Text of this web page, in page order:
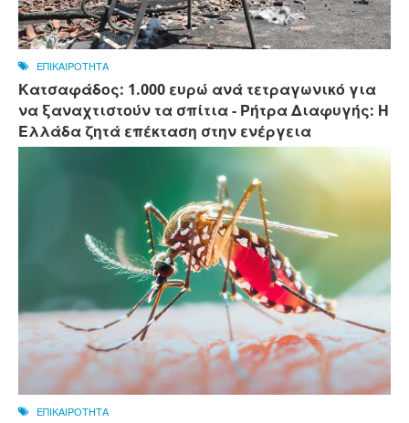
ΕΠΙΚΑΙΡΟΤΗΤΑ
Κατσαφάδος: 1.000 ευρώ ανά τετραγωνικό για
να ξαναχτιστούν τα σπίτια - Ρήτρα Διαφυγής: Η
Ελλάδα ζητά επέκταση στην ενέργεια
ΕΠΙΚΑΙΡΟΤΗΤΑ